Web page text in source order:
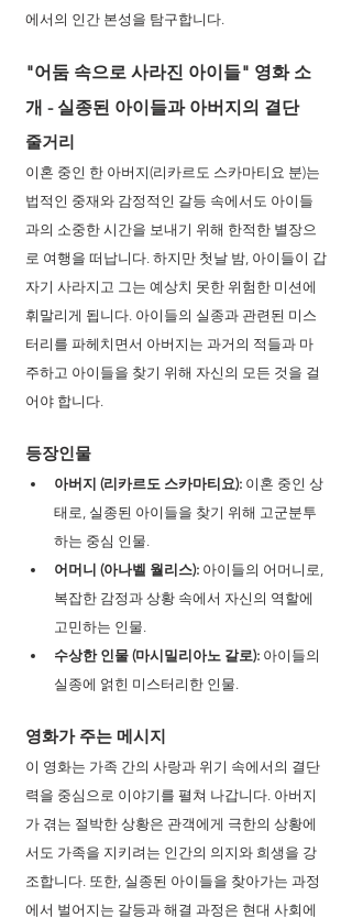
에서의 인간 본성을 탐구합니다.
"어둠 속으로 사라진 아이들" 영화 소
개 - 실종된 아이들과 아버지의 결단
줄거리
이혼 중인 한 아버지(리카르도 스카마티요 분)는
법적인 중재와 감정적인 갈등 속에서도 아이들
과의 소중한 시간을 보내기 위해 한적한 별장으
로 여행을 떠납니다. 하지만 첫날 밤, 아이들이 갑
자기 사라지고 그는 예상치 못한 위험한 미션에
휘말리게 됩니다. 아이들의 실종과 관련된 미스
터리를 파헤치면서 아버지는 과거의 적들과 마
주하고 아이들을 찾기 위해 자신의 모든 것을 걸
어야 합니다.
등장인물
아버지 (리카르도 스카마티요): 이혼 중인 상
태로, 실종된 아이들을 찾기 위해 고군분투
하는 중심 인물.
어머니 (아나벨 월리스): 아이들의 어머니로,
복잡한 감정과 상황 속에서 자신의 역할에
고민하는 인물.
수상한 인물 (마시밀리아노 갈로): 아이들의
실종에 얽힌 미스터리한 인물.
영화가 주는 메시지
이 영화는 가족 간의 사랑과 위기 속에서의 결단
력을 중심으로 이야기를 펼쳐 나갑니다. 아버지
가 겪는 절박한 상황은 관객에게 극한의 상황에
서도 가족을 지키려는 인간의 의지와 희생을 강
조합니다. 또한, 실종된 아이들을 찾아가는 과정
에서 벌어지는 갈등과 해결 과정은 현대 사회에